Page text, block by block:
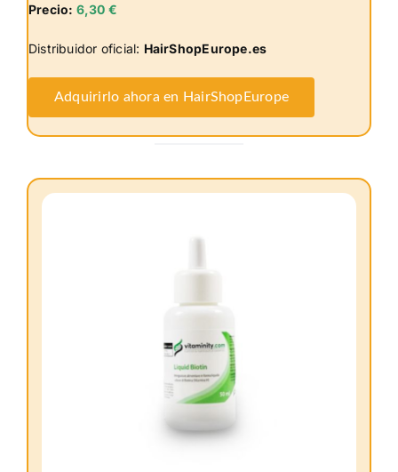
Precio: 6,30 €
Distribuidor oficial: HairShopEurope.es
Adquirirlo ahora en HairShopEurope